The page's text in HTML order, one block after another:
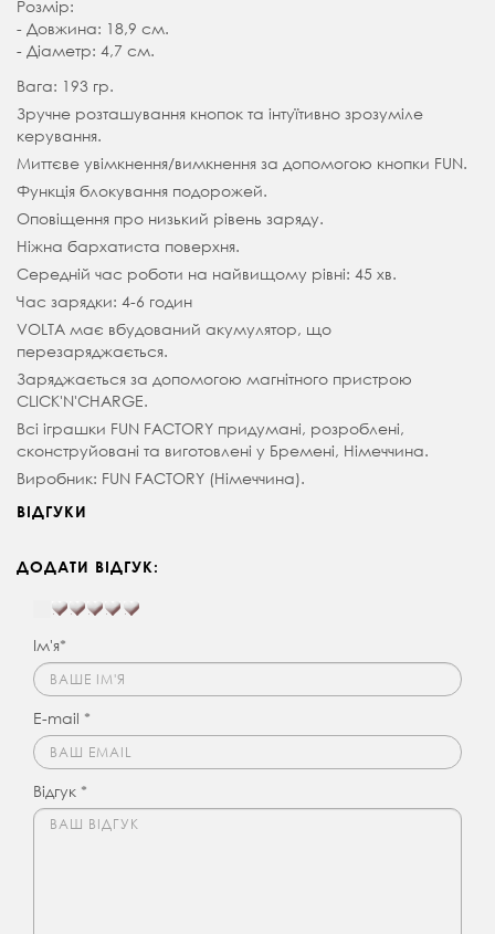
Розмір:
- Довжина: 18,9 см.
- Діаметр: 4,7 см.
Вага: 193 гр.
Зручне розташування кнопок та інтуїтивно зрозуміле
керування.
Миттєве увімкнення/вимкнення за допомогою кнопки FUN.
Функція блокування подорожей.
Оповіщення про низький рівень заряду.
Ніжна бархатиста поверхня.
Середній час роботи на найвищому рівні: 45 хв.
Час зарядки: 4-6 годин
VOLTA має вбудований акумулятор, що
перезаряджається.
Заряджається за допомогою магнітного пристрою
CLICK'N'CHARGE.
Всі іграшки FUN FACTORY придумані, розроблені,
сконструйовані та виготовлені у Бремені, Німеччина.
Виробник: FUN FACTORY (Німеччина).
ВІДГУКИ
ДОДАТИ ВІДГУК:
Ім'я*
E-mail *
Відгук *